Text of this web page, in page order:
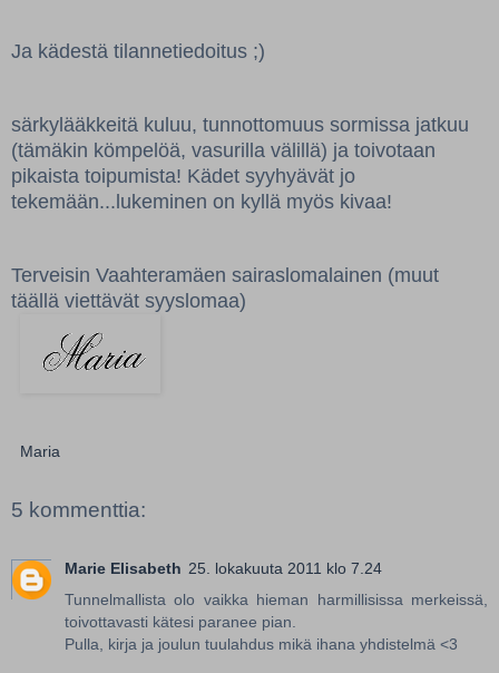
Ja kädestä tilannetiedoitus ;)
särkylääkkeitä kuluu, tunnottomuus sormissa jatkuu
(tämäkin kömpelöä, vasurilla välillä) ja toivotaan
pikaista toipumista! Kädet syyhyävät jo
tekemään...lukeminen on kyllä myös kivaa!
Terveisin Vaahteramäen sairaslomalainen (muut
täällä viettävät syyslomaa)
Maria
5 kommenttia:
Marie Elisabeth 25. lokakuuta 2011 klo 7.24
Tunnelmallista olo vaikka hieman harmillisissa merkeissä,
toivottavasti kätesi paranee pian.
Pulla, kirja ja joulun tuulahdus mikä ihana yhdistelmä <3